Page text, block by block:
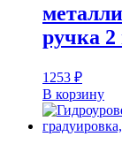
ручка
1253 ₽
В корзину